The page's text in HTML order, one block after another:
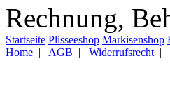
Startseite Plisseeshop Markisenshop
Home | AGB | Widerrufsrecht |